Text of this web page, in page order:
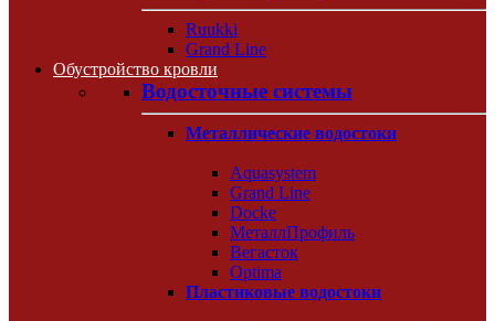
Ruukki
Grand Line
Обустройство кровли
Водосточные системы
Металлические водостоки
Aquasystem
Grand Line
Docke
МеталлПрофиль
Вегасток
Optima
Пластиковые водостоки